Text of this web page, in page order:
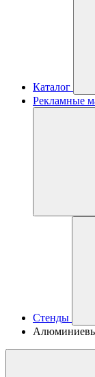
Каталог
Рекламные
Стенды